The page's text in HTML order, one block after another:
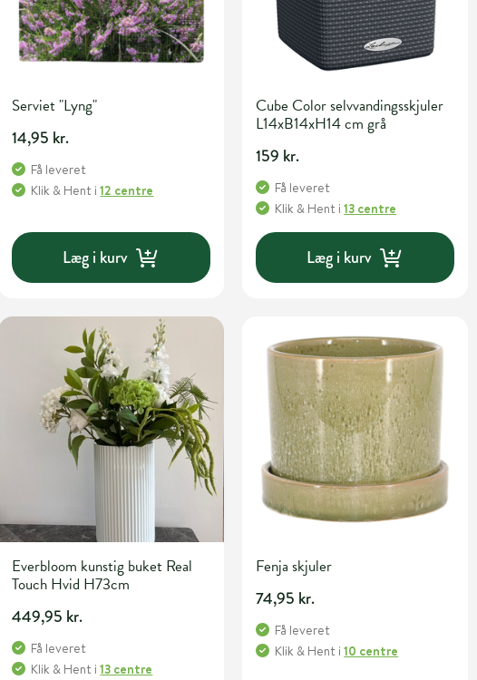
Serviet "Lyng"
14,95 kr.
Få leveret
Klik & Hent i12 centre
Læg i kurv
Cube Color selvvandingsskjuler
L14xB14xH14 cm grå
159 kr.
Få leveret
Klik & Hent i13 centre
Læg i kurv
Everbloom kunstig buket Real
Touch Hvid H73cm
449,95 kr.
Få leveret
Klik & Hent i13 centre
Fenja skjuler
74,95 kr.
Få leveret
Klik & Hent i10 centre